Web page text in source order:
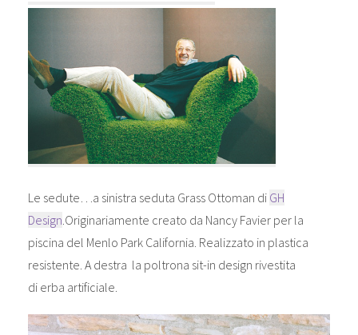
Le sedute…a sinistra seduta Grass Ottoman di GH
Design .Originariamente creato da Nancy Favier per la
piscina del Menlo Park California. Realizzato in plastica
resistente. A destra la poltrona sit-in design rivestita
di erba artificiale.